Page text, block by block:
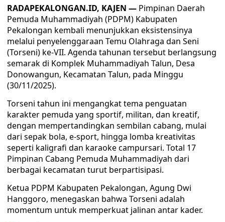
RADAPEKALONGAN.ID, KAJEN — Pimpinan Daerah
Pemuda Muhammadiyah (PDPM) Kabupaten
Pekalongan kembali menunjukkan eksistensinya
melalui penyelenggaraan Temu Olahraga dan Seni
(Torseni) ke-VII. Agenda tahunan tersebut berlangsung
semarak di Komplek Muhammadiyah Talun, Desa
Donowangun, Kecamatan Talun, pada Minggu
(30/11/2025).
Torseni tahun ini mengangkat tema penguatan
karakter pemuda yang sportif, militan, dan kreatif,
dengan mempertandingkan sembilan cabang, mulai
dari sepak bola, e-sport, hingga lomba kreativitas
seperti kaligrafi dan karaoke campursari. Total 17
Pimpinan Cabang Pemuda Muhammadiyah dari
berbagai kecamatan turut berpartisipasi.
Ketua PDPM Kabupaten Pekalongan, Agung Dwi
Hanggoro, menegaskan bahwa Torseni adalah
momentum untuk memperkuat jalinan antar kader.